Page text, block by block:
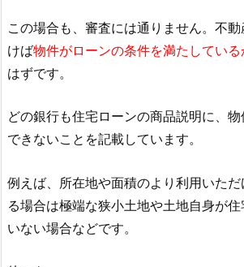
この場合も、審査には通りません。不
けば物件がローンの条件を満たしてい
はずです。
どの銀行も住宅ローンの商品説明に、
できないことを記載しています。
例えば、所在地や面積のより利用いた
る場合は極端な狭小土地や土地自身が
いない場合などです。